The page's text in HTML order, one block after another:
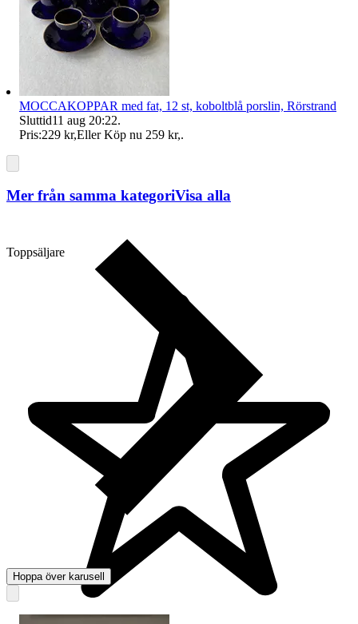
Toppsäljare
MOCCAKOPPAR med fat, 12 st, koboltblå porslin, Rörstrand
Sluttid11 aug 20:22.
Pris:229 kr,Eller Köp nu 259 kr,.
Mer från samma kategoriVisa alla
Hoppa över karusell